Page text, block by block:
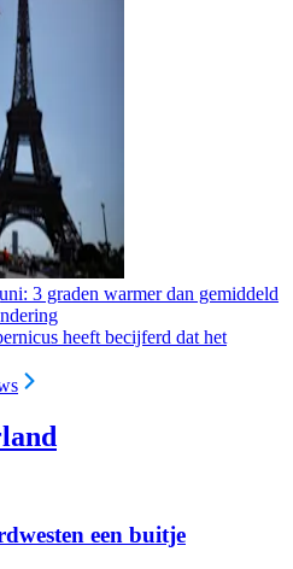
3 graden warmer dan gemiddeld
heeft becijferd dat het
een buitje